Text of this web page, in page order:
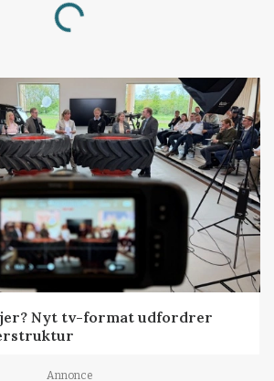
Loading...
Nyt tv-format udfordrer
Annonce